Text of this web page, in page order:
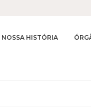
NOSSA HISTÓRIA